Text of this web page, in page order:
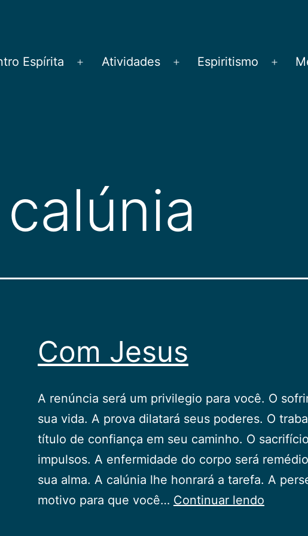
Espírita
Abrir
Atividades
Abrir
Espiritismo
Abrir
calúnia
Com Jesus
A renúncia será um privilegio para você. O
sua vida. A prova dilatará seus poderes. O
título de confiança em seu caminho. O
impulsos. A enfermidade do corpo será
sua alma. A calúnia lhe honrará a tarefa. A
motivo para que você… Continuar lendo